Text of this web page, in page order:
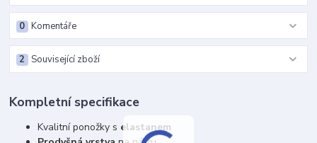
Komentáře
0
Související zboží
2
Kompletní specifikace
Kvalitní ponožky s elastanem